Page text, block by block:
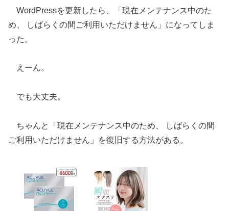
WordPressを更新したら、「現在メンテナンス中のた
め、 しばらくの間ご利用いただけません」になってしま
った。
えーん。
でも大丈夫。
ちゃんと「現在メンテナンス中のため、 しばらくの間
ご利用いただけません」を復旧する方法がある。